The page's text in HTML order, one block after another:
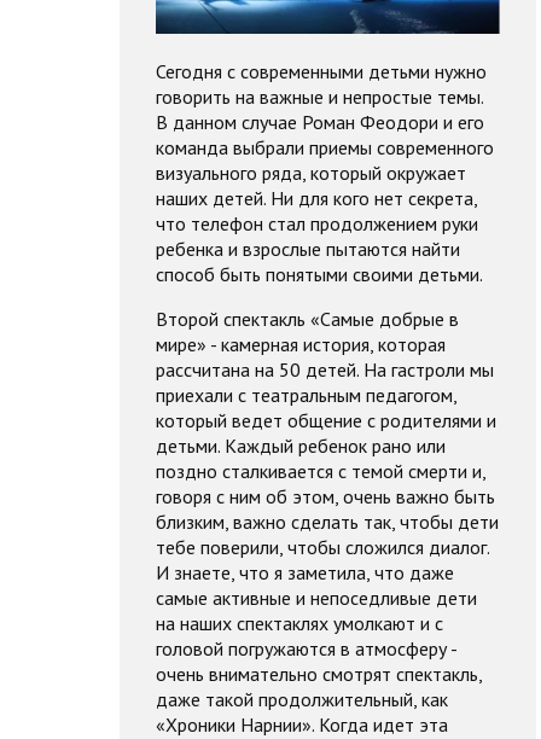
Сегодня с современными детьми нужно
говорить на важные и непростые темы.
В данном случае Роман Феодори и его
команда выбрали приемы современного
визуального ряда, который окружает
наших детей. Ни для кого нет секрета,
что телефон стал продолжением руки
ребенка и взрослые пытаются найти
способ быть понятыми своими детьми.
Второй спектакль «Самые добрые в
мире» - камерная история, которая
рассчитана на 50 детей. На гастроли мы
приехали с театральным педагогом,
который ведет общение с родителями и
детьми. Каждый ребенок рано или
поздно сталкивается с темой смерти и,
говоря с ним об этом, очень важно быть
близким, важно сделать так, чтобы дети
тебе поверили, чтобы сложился диалог.
И знаете, что я заметила, что даже
самые активные и непоседливые дети
на наших спектаклях умолкают и с
головой погружаются в атмосферу -
очень внимательно смотрят спектакль,
даже такой продолжительный, как
«Хроники Нарнии». Когда идет эта